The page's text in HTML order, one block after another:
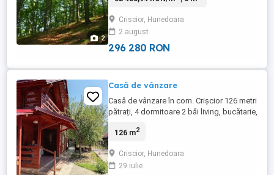
2
localității Crișcior, pe valea Arsului, județul
Hunedoara. Pădurea nu este doar o sursă
valoroasă ...
Criscior, Hunedoara
2 august
296 280 RON
Casă de vânzare
Casă de vânzare în com. Crișcior 126 metri
pătrați, 4 dormitoare 2 băi living, bucătarie,
fructiferi, o căbănuță în curte. Poziția este
de la Crișul alb
126 m2
Criscior, Hunedoara
29 iulie